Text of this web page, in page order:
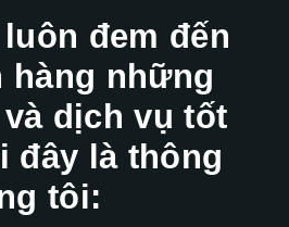
đem đến
hàng những
dịch vụ tốt
đây là thông
tôi: